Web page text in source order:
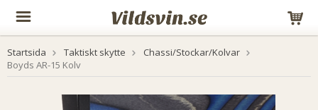
Startsida Taktiskt skytte
Chassi/Stockar/Kolvar
Boyds AR-15 Kolv